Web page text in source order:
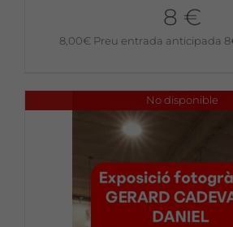
8 €
8,00€ Preu entrada anticipada
No disponible